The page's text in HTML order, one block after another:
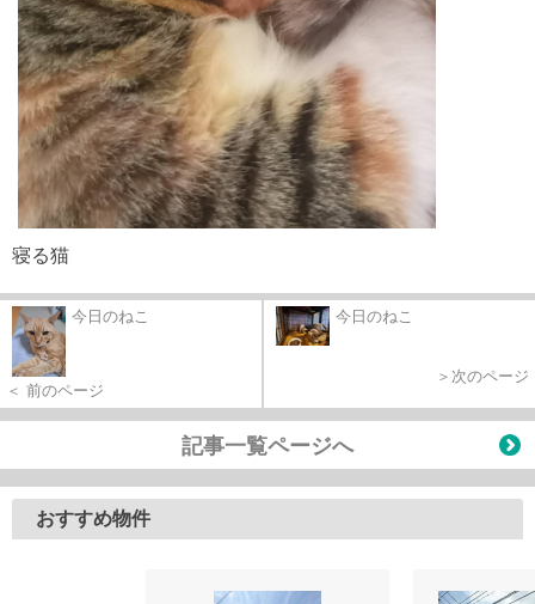
寝る猫
今日のねこ
＜ 前のページ
今日のねこ
＞次のページ
記事一覧ページへ
おすすめ物件